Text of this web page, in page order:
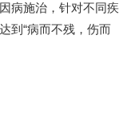
病施治，针对不同疾
到“病而不残，伤而